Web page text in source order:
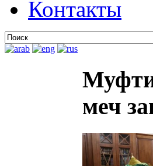
Контакты
меч